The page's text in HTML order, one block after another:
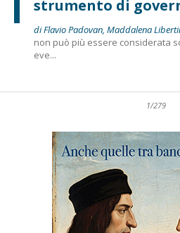
strumento di
di Flavio Padovan, Maddalena
non può più essere considerata
eve...
1/279